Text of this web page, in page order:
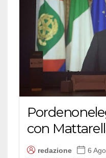
con
redazione 6